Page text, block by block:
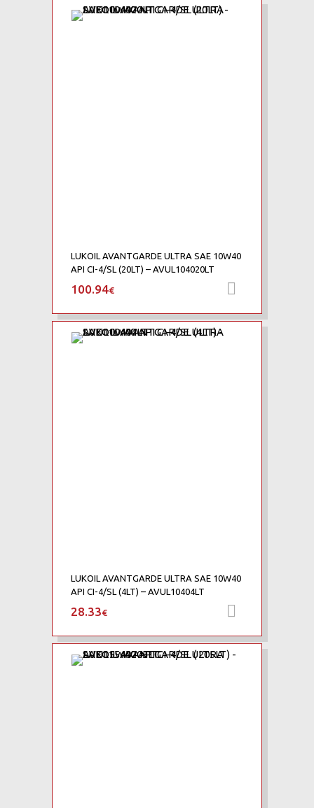
LUKOIL AVANTGARDE ULTRA SAE 10W40
API CI-4/SL (20LT) – AVUL104020LT
100.94€
LUKOIL AVANTGARDE ULTRA SAE 10W40
API CI-4/SL (4LT) – AVUL10404LT
28.33€